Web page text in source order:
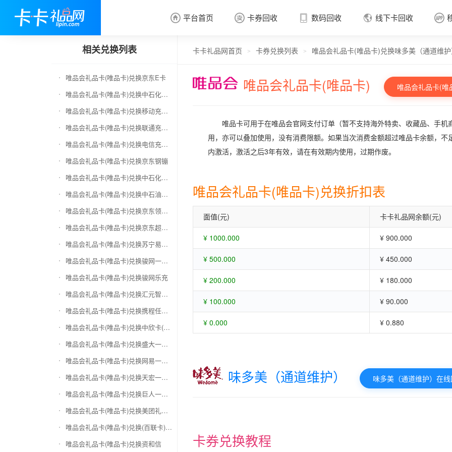
 平台首页  卡券回收
 卡券回收
 数码回收  线下卡回收 
相关兑换列表
唯品会礼品卡(唯品卡)兑换京东E卡
唯品会礼品卡(唯品卡)兑换中石化加油卡
唯品会礼品卡(唯品卡)兑换移动充值卡（面值千万别选错）
唯品会礼品卡(唯品卡)兑换联通充值卡（面值千万别选错）
唯品会礼品卡(唯品卡)兑换电信充值卡（面值千万别选错）
唯品会礼品卡(唯品卡)兑换京东钢镚
唯品会礼品卡(唯品卡)兑换中石化加油卡无卡号（面值千万别选错）
唯品会礼品卡(唯品卡)兑换中石油全国充值卡
唯品会礼品卡(唯品卡)兑换京东领货码
唯品会礼品卡(唯品卡)兑换京东超市卡
唯品会礼品卡(唯品卡)兑换苏宁易购礼品卡
唯品会礼品卡(唯品卡)兑换骏网一卡通
唯品会礼品卡(唯品卡)兑换骏网乐充
唯品会礼品卡(唯品卡)兑换汇元智付卡
唯品会礼品卡(唯品卡)兑换携程任我行
唯品会礼品卡(唯品卡)兑换中欣卡(中欣通卡)
唯品会礼品卡(唯品卡)兑换盛大一卡通
唯品会礼品卡(唯品卡)兑换网易一卡通
唯品会礼品卡(唯品卡)兑换天宏一卡通（易冲天宏卡）
唯品会礼品卡(唯品卡)兑换巨人一卡通(征途卡)
唯品会礼品卡(唯品卡)兑换美团礼品卡
唯品会礼品卡(唯品卡)兑换(百联卡)联华ok卡
唯品会礼品卡(唯品卡)兑换资和信
卡卡礼品网首页 > 卡券兑换列表 > 唯品会礼品卡(唯品卡)兑换味多美（通道维
唯品会礼品卡(唯品卡) 唯品会礼品卡(唯
唯品卡可用于在唯品会官网支付订单（暂不支持海外特卖、收藏品、手
用，亦可以叠加使用，没有消费限额。如果当次消费金额超过唯品卡余额，
内激活，激活之后3年有效，请在有效期内使用，过期作废。
唯品会礼品卡(唯品卡)兑换折扣表
面值(元) 卡卡礼品网余额(元)
¥ 1000.000 ¥ 900.000
¥ 500.000 ¥ 450.000
¥ 200.000 ¥ 180.000
¥ 100.000 ¥ 90.000
¥ 0.000 ¥ 0.880
味多美（通道维护） 味多美（通道维护）在
卡券兑换教程